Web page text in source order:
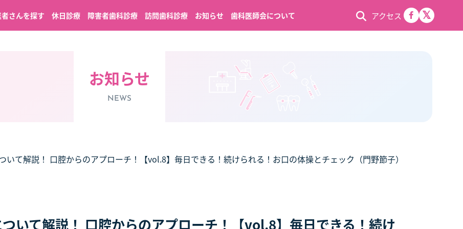
さんを探す 休日診療 障害者歯科診療 訪問歯科診療 お知らせ 歯科医師会について アクセス
お知らせ
NEWS
いて解説！ 口腔からのアプローチ！【vol.8】毎日できる！続けられる！お口の体操とチェック（門野節子）
いて解説！ 口腔からのアプローチ！【vol.8】毎日できる！続け